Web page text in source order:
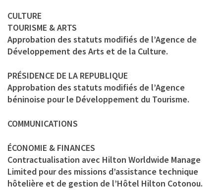
CULTURE
TOURISME & ARTS
Approbation des statuts modifiés de l’Agence de
Développement des Arts et de la Culture.
PRÉSIDENCE DE LA REPUBLIQUE
Approbation des statuts modifiés de l’Agence
béninoise pour le Développement du Tourisme.
COMMUNICATIONS
ÉCONOMIE & FINANCES
Contractualisation avec Hilton Worldwide Manage
Limited pour des missions d’assistance technique
hôtelière et de gestion de l’Hôtel Hilton Cotonou.